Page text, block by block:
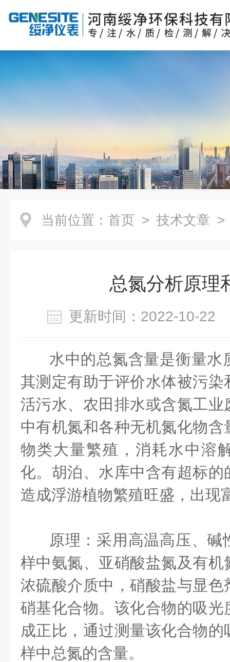
当前位置： 首页 > 技术文章 >
总氮分析原理
更新时间：2022-10-
水中的总氮含量是衡量水
其测定有助于评价水体被污
活污水、农田排水或含氮工
中有机氮和各种无机氮化物
物类大量繁殖，消耗水中溶
化。胡泊、水库中含有超标
造成浮游植物繁殖旺盛，出现
原理：采用高温高压、碱
样中氨氮、亚硝酸盐氮及有
浓硫酸介质中，硝酸盐与显
硝基化合物。该化合物的吸
成正比，通过测量该化合物
样中总氮的含量。